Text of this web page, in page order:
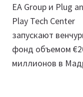
по
записям
EA Group и Plug
Play Tech Center
запускают
фонд объемом
миллионов в